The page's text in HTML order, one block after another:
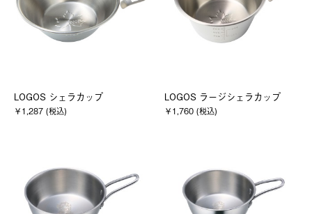
LOGOS シェラカップ
￥1,287 (税込)
LOGOS ラージシェラカップ
￥1,760 (税込)